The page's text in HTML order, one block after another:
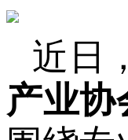
近日
产业